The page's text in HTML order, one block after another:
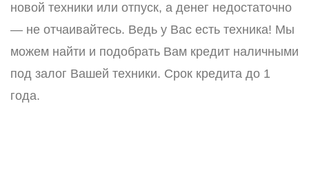
новой техники или отпуск, а денег недостаточно
— не отчаивайтесь. Ведь у Вас есть техника! Мы
можем найти и подобрать Вам кредит наличными
под залог Вашей техники. Срок кредита до 1
года.